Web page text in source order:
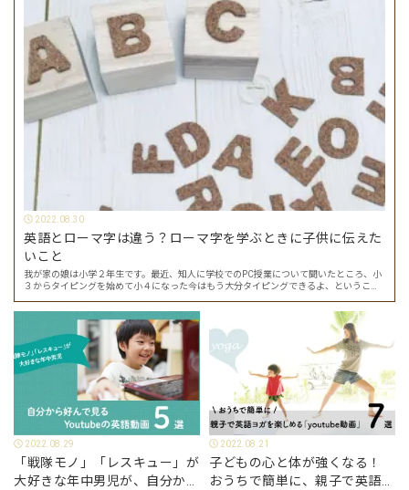
2022.08.30
英語とローマ字は違う？ローマ字を学ぶときに子供に伝えた
いこと
我が家の娘は小学２年生です。最近、知人に学校でのPC授業について聞いたところ、小
３からタイピングを始めて小４になった今はもう大分タイピングできるよ、ということ
で…
2022.08.29
「戦隊モノ」「レスキュー」が
大好きな年中男児が、自分から
2022.08.21
子どもの心と体が強くなる！
おうちで簡単に、親子で英語ヨ